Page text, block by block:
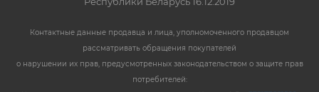
Контактные данные продавца и лица, уполномоченного продавцом
рассматривать обращения покупателей
о нарушении их прав, предусмотренных законодательством о защите прав
потребителей: